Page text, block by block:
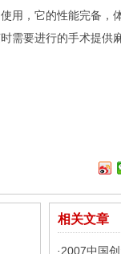
用，它的性能完备，
需要进行的手术提供
相关文章
· 2007中国